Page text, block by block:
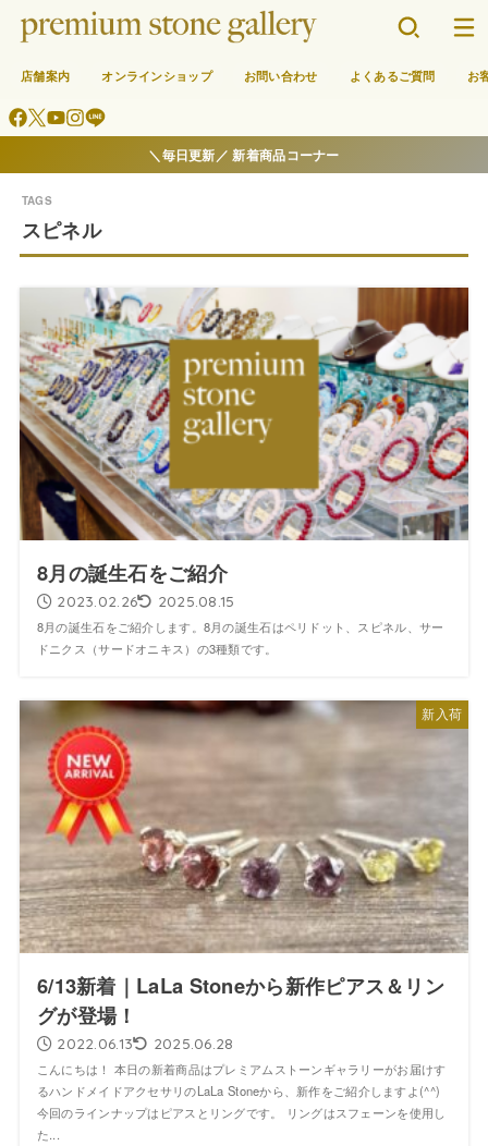
店舗案内 オンラインショップ お問い合わせ よくあるご質問 お
＼毎日更新／ 新着商品コーナー
スピネル
8月の誕生石をご紹介
2023.02.26 2025.08.15
8月の誕生石をご紹介します。8月の誕生石はペリドット、スピネル、サー
ドニクス（サードオニキス）の3種類です。
新入荷
6/13新着｜LaLa Stoneから新作ピアス＆リン
グが登場！
2022.06.13 2025.06.28
こんにちは！ 本日の新着商品はプレミアムストーンギャラリーがお届けす
るハンドメイドアクセサリのLaLa Stoneから、新作をご紹介しますよ(^^)
今回のラインナップはピアスとリングです。 リングはスフェーンを使用し
た...